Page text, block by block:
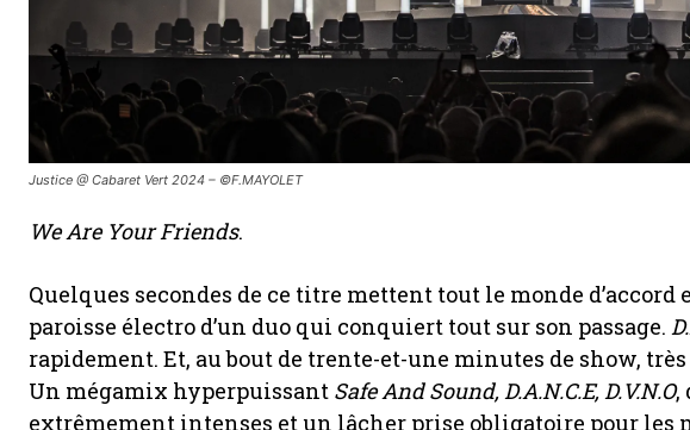
Justice @ Cabaret Vert 2024 – ©F.MAYOLET
We Are Your Friends.
Quelques secondes de ce titre mettent tout le monde
paroisse électro d’un duo qui conquiert tout sur son passage.
rapidement. Et, au bout de trente-et-une minutes de show, très
Un mégamix hyperpuissant Safe And Sound, D.A.N.C.E, D.V.N.O,
extrêmement intenses et un lâcher prise obligatoire pour les